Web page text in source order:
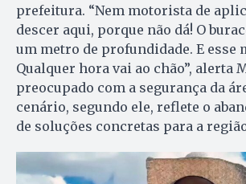
prefeitura. “Nem motorista de
descer aqui, porque não dá! O
um metro de profundidade. E esse
Qualquer hora vai ao chão”, alerta
preocupado com a segurança da
cenário, segundo ele, reflete o
de soluções concretas para a